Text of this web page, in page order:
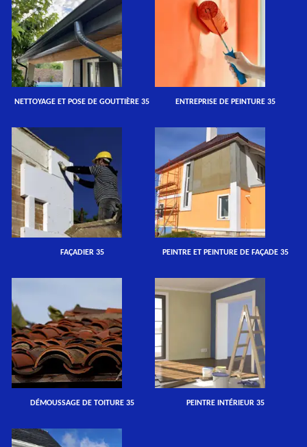
NETTOYAGE ET POSE DE GOUTTIÈRE 35 ENTREPRISE DE PEINTURE 35
FAÇADIER 35 PEINTRE ET PEINTURE DE FAÇADE 35
DÉMOUSSAGE DE TOITURE 35 PEINTRE INTÉRIEUR 35